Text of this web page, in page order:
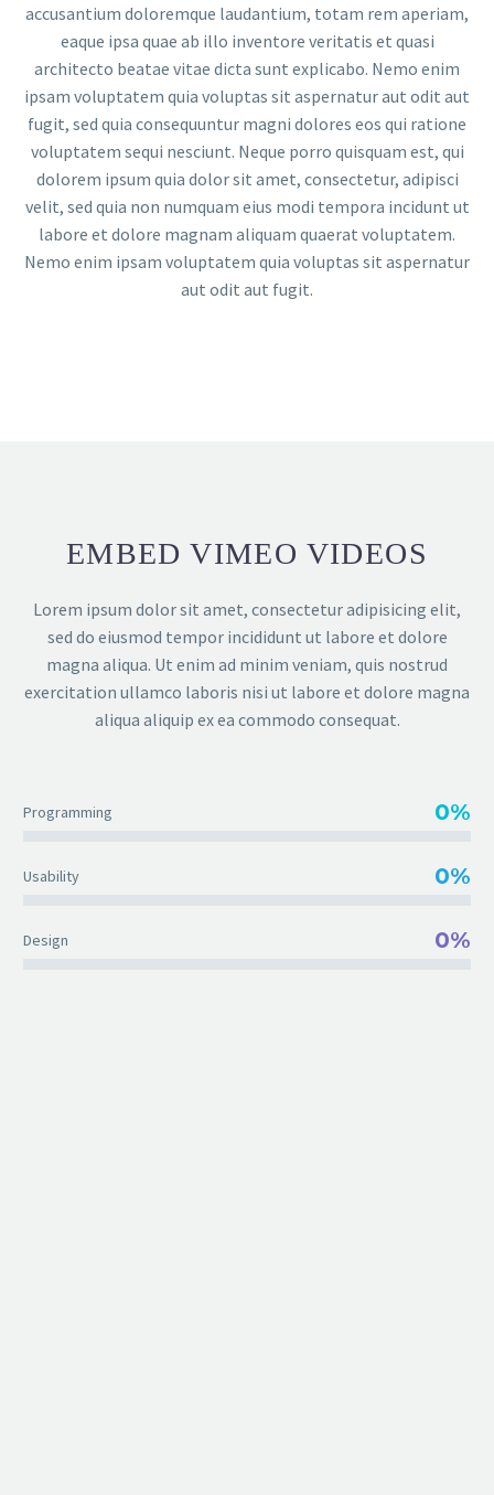
accusantium doloremque laudantium, totam rem aperiam,
eaque ipsa quae ab illo inventore veritatis et quasi
architecto beatae vitae dicta sunt explicabo. Nemo enim
ipsam voluptatem quia voluptas sit aspernatur aut odit aut
fugit, sed quia consequuntur magni dolores eos qui ratione
voluptatem sequi nesciunt. Neque porro quisquam est, qui
dolorem ipsum quia dolor sit amet, consectetur, adipisci
velit, sed quia non numquam eius modi tempora incidunt ut
labore et dolore magnam aliquam quaerat voluptatem.
Nemo enim ipsam voluptatem quia voluptas sit aspernatur
aut odit aut fugit.
EMBED VIMEO VIDEOS
Lorem ipsum dolor sit amet, consectetur adipisicing elit,
sed do eiusmod tempor incididunt ut labore et dolore
magna aliqua. Ut enim ad minim veniam, quis nostrud
exercitation ullamco laboris nisi ut labore et dolore magna
aliqua aliquip ex ea commodo consequat.
Programming 0%
Usability 0%
Design 0%